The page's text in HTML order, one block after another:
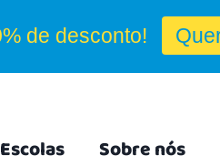
Escolas Sobre nós